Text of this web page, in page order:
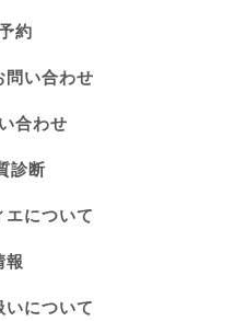
約
問い合わせ
合わせ
診断
エについて
報
いについて